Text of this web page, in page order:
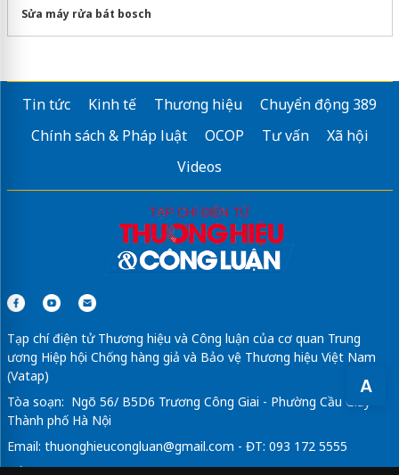
A
Sửa máy rửa bát bosch
Tin tức Kinh tế Thương hiệu
Chuyển động 389
Chính sách & Pháp luật
OCOP Tư vấn
Xã hội
Videos
Tạp chí điện tử Thương hiệu và Công luận của cơ quan Trung
ương Hiệp hội Chống hàng giả và Bảo vệ Thương hiệu Việt Nam
(Vatap)
Tòa soạn: Ngõ 56/ B5D6 Trương Công Giai - Phường Cầu Giấy -
Thành phố Hà Nội
Email: thuonghieucongluan@gmail.com - ĐT: 093 172 5555